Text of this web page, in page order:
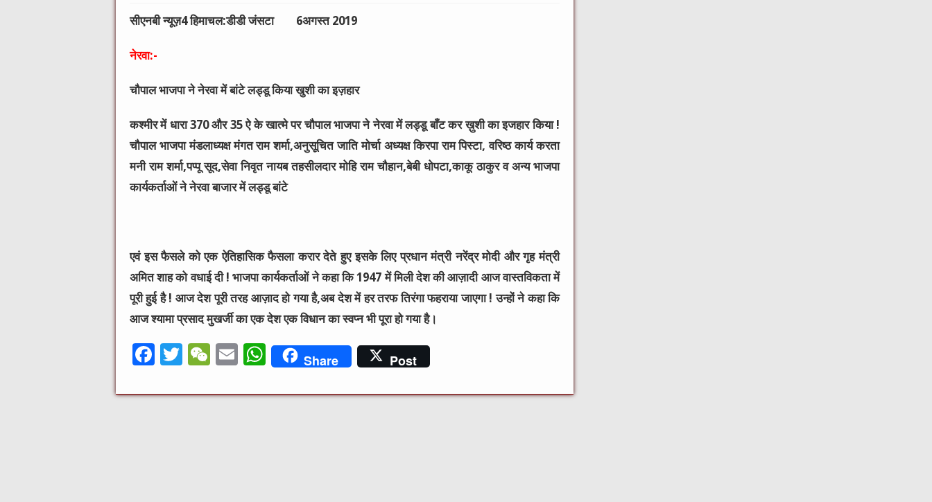
सीएनबी न्यूज़4 हिमाचल:डीडी जंसटा 6अगस्त 2019
नेरवा:-
चौपाल भाजपा ने नेरवा में बांटे लड्डू किया खुशी का इज़हार
कश्मीर में धारा 370 और 35 ऐ के खात्मे पर चौपाल भाजपा ने नेरवा में लड्डू बाँट कर ख़ुशी का इजहार किया !
चौपाल भाजपा मंडलाध्यक्ष मंगत राम शर्मा,अनुसूचित जाति मोर्चा अध्यक्ष किरपा राम पिस्टा, वरिष्ठ कार्य करता
मनी राम शर्मा,पप्पू सूद,सेवा निवृत नायब तहसीलदार मोहि राम चौहान,बेबी धोपटा,काकू ठाकुर व अन्य भाजपा
कार्यकर्ताओं ने नेरवा बाजार में लड्डू बांटे
एवं इस फैसले को एक ऐतिहासिक फैसला करार देते हुए इसके लिए प्रधान मंत्री नरेंद्र मोदी और गृह मंत्री
अमित शाह को वधाई दी ! भाजपा कार्यकर्ताओं ने कहा कि 1947 में मिली देश की आज़ादी आज वास्तविकता में
पूरी हुई है ! आज देश पूरी तरह आज़ाद हो गया है,अब देश में हर तरफ तिरंगा फहराया जाएगा ! उन्हों ने कहा कि
आज श्यामा प्रसाद मुखर्जी का एक देश एक विधान का स्वप्न भी पूरा हो गया है।
F
c
T
it
W
C
E
ai
W
h
at
Share Post